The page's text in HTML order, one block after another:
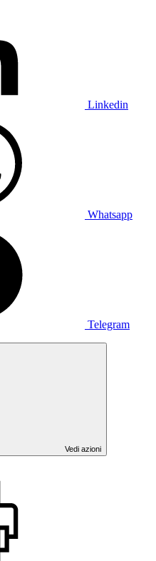
Linkedin
Whatsapp
Telegram
Vedi azioni